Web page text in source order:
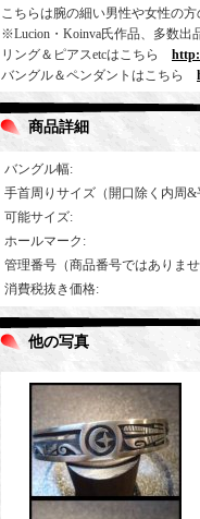
こちらは腕の細い男性や女性の
※Lucion・Koinva氏作品、多数出
リング＆ピアスetcはこちら
バングル＆ペンダントはこちら
商品詳細
バングル幅:
手首周りサイズ（開口除く内周&
可能サイズ:
ホールマーク :
管理番号（商品番号ではありま
消費税抜き価格:
他の写真